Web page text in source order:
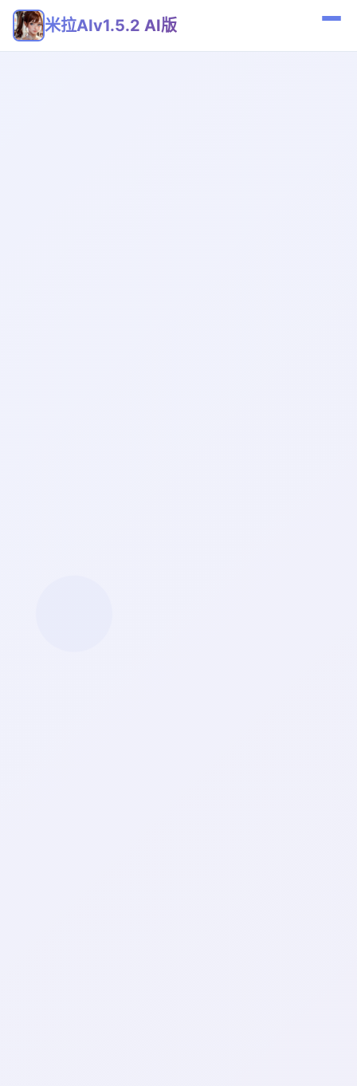
米拉AIv1.5.2 AI版